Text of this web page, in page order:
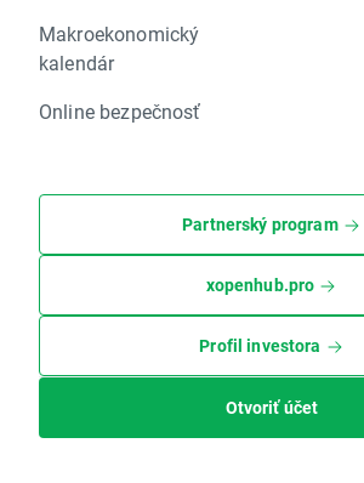
Makroekonomický
kalendár
Online bezpečnosť
Partnerský program
xopenhub.pro
Profil investora
Otvoriť účet